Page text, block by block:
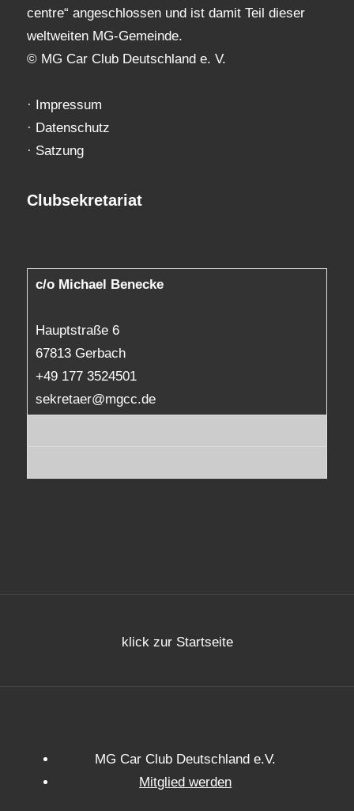
centre“ angeschlossen und ist damit Teil dieser
weltweiten MG-Gemeinde.
© MG Car Club Deutschland e. V.
·
Impressum
· Datenschutz
· Satzung
Clubsekretariat
c/o Michael Benecke
Hauptstraße 6
67813 Gerbach
+49 177 3524501
sekretaer@mgcc.de
klick zur Startseite
MG Car Club Deutschland e.V.
Mitglied werden